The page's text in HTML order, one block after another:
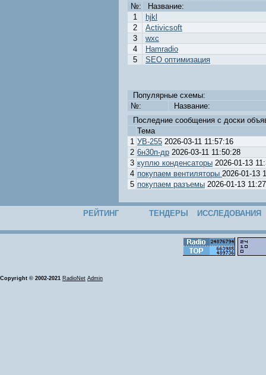
№:
Название:
1
hjkl
2
Activicsoft
3
wxc
4
Hamradio
5
SEO оптимизация
Популярные схемы:
№:
Название:
Последние сообщения с доски
Тема
1 УВ-255 2026-03-11 11:57:16
2 6н30п-др 2026-03-11 11:50:28
3 куплю конденсаторы 2026-01-13
4 покупаем вентиляторы 2026-01-13
5 покупаем разъемы 2026-01-13
РЕЙТИНГ ТЕНДЕРЫ ИССЛЕДОВАНИЯ
Copyright © 2002-2021 RadioNet Admin